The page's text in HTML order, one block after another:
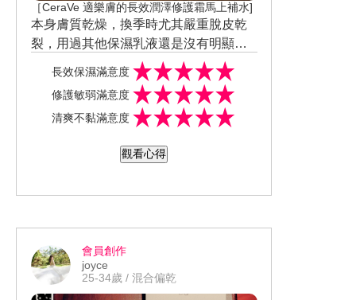
［CeraVe 適樂膚的長效潤澤修護霜馬上補水]
本身膚質乾燥，換季時尤其嚴重脫皮乾
裂，用過其他保濕乳液還是沒有明顯改
善。乾尬人都知道的修護「神」隊友-Ce
raVe 適樂膚，有效舒緩過乾疼痛。尋覓
很久解決肌膚龜裂問題的修護乳液，但
用過的不是保濕不夠力、就是使用起來
爽不黏膩，全面修護肌膚問題。 喜歡使
哺乳媽咪特別注重使用到身體的產品成
共同研發，無添加香精、酒精、PARAB
EN類防腐劑，使用起來很安心。願意持
續使用，會推薦給親友。 好用小秘密：
長效保濕滿意度
修護敏弱滿意度
清爽不黏滿意度
觀看心得
會員創作
joyce
25-34歲 / 混合偏乾